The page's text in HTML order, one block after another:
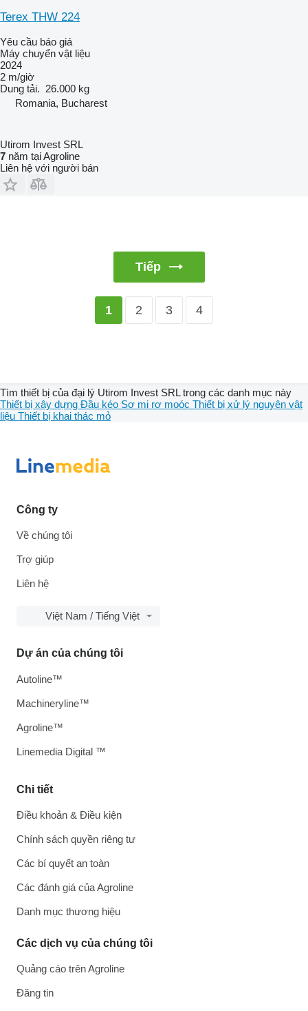
Terex THW 224
Yêu cầu báo giá
Máy chuyển vật liệu
2024
2 m/giờ
Dung tải. 26.000 kg
Romania, Bucharest
Utirom Invest SRL
7 năm tại Agroline
Liên hệ với người bán
Tiếp
1 2 3 4
Tìm thiết bị của đại lý Utirom Invest SRL trong các danh mục này
Thiết bị xây dựng Đầu kéo Sơ mi rơ moóc Thiết bị xử lý nguyên vật
liệu Thiết bị khai thác mỏ
Công ty
Về chúng tôi
Trợ giúp
Liên hệ
Việt Nam / Tiếng Việt
Chi tiết
Điều khoản & Điều kiện
Chính sách quyền riêng tư
Các bí quyết an toàn
Các đánh giá của Agroline
Danh mục thương hiệu
Các dịch vụ của chúng tôi
Quảng cáo trên Agroline
Đăng tin
Dự án của chúng tôi
Autoline™
Machineryline™
Agroline™
Linemedia Digital ™